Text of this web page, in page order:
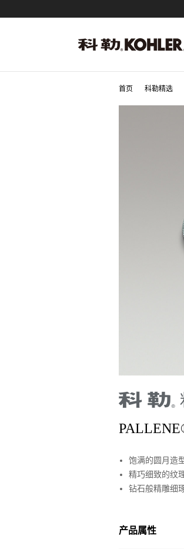
首页 科勒精选
饱满的圆月造
精巧细致的纹
钻石般精雕细
产品属性